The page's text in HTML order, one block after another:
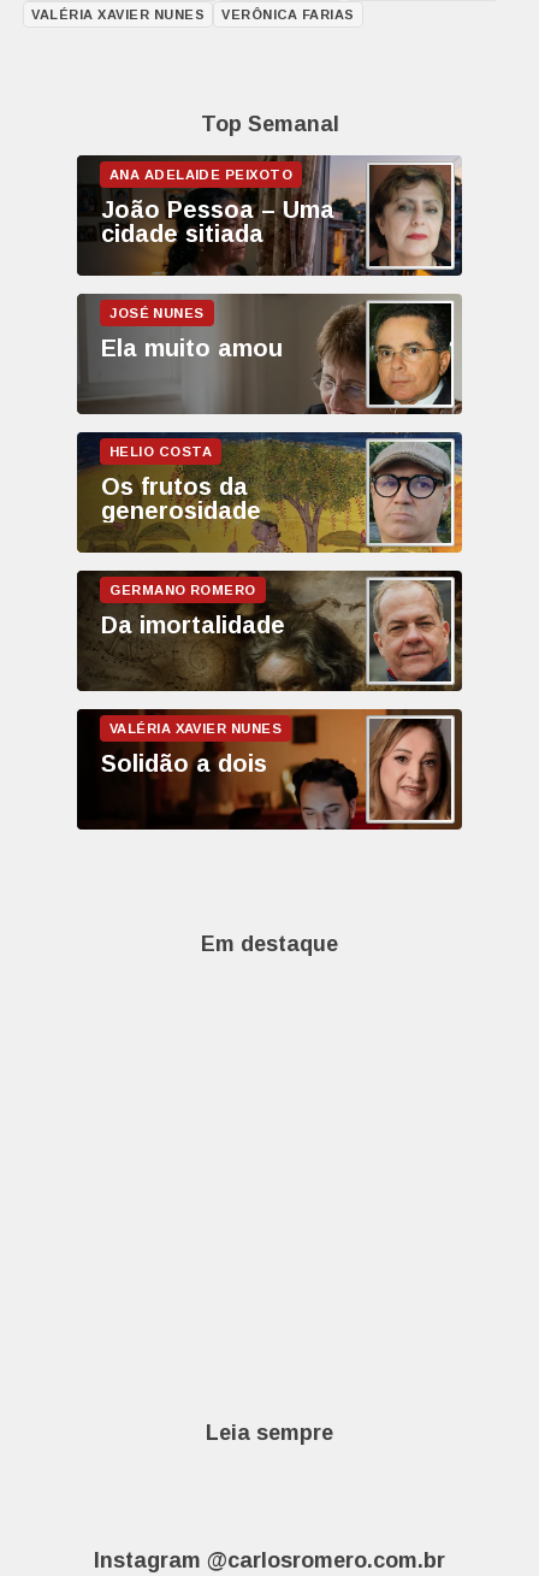
VALÉRIA XAVIER NUNES
VERÔNICA FARIAS
Top Semanal
João Pessoa – Uma
cidade sitiada
Ela muito amou
Os frutos da
generosidade
Da imortalidade
Solidão a dois
Em destaque
Leia sempre
Instagram @carlosromero.com.br